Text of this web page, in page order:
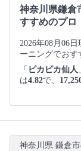
神奈川県鎌倉
すすめのプロ
2026年08月06
ーニングでおす
「 ピカピカ仙人
は4.82で、
神奈川県 鎌倉